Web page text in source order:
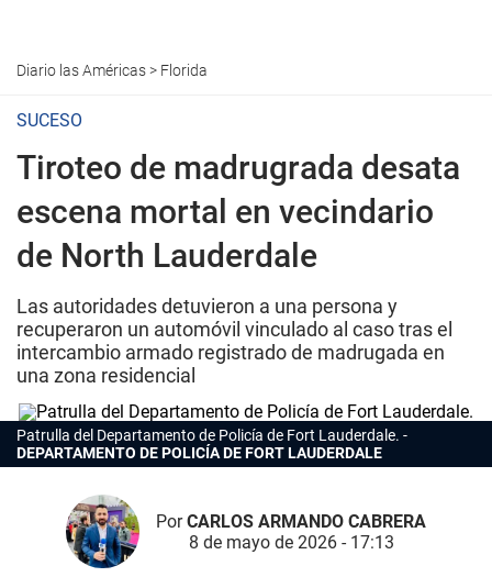
Diario las Américas> Florida
SUCESO
Tiroteo de madrugrada desata
escena mortal en vecindario
de North Lauderdale
Las autoridades detuvieron a una persona y
recuperaron un automóvil vinculado al caso tras el
intercambio armado registrado de madrugada en
una zona residencial
Patrulla del Departamento de Policía de Fort Lauderdale.
DEPARTAMENTO DE POLICÍA DE FORT LAUDERDALE
PorCARLOS ARMANDO CABRERA
8 de mayo de 2026 - 17:13